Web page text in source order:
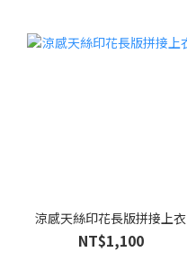
涼感天絲印花長版拼接上衣
NT$1,100